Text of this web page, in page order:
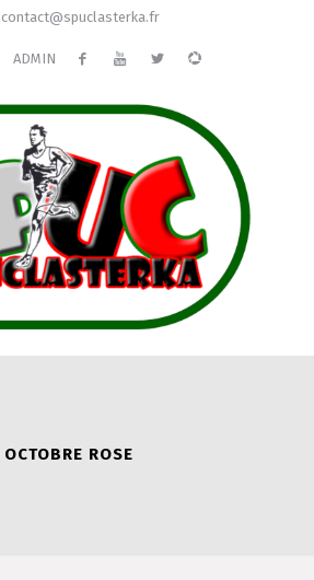
contact@spuclasterka.fr
ADMIN
OCTOBRE ROSE